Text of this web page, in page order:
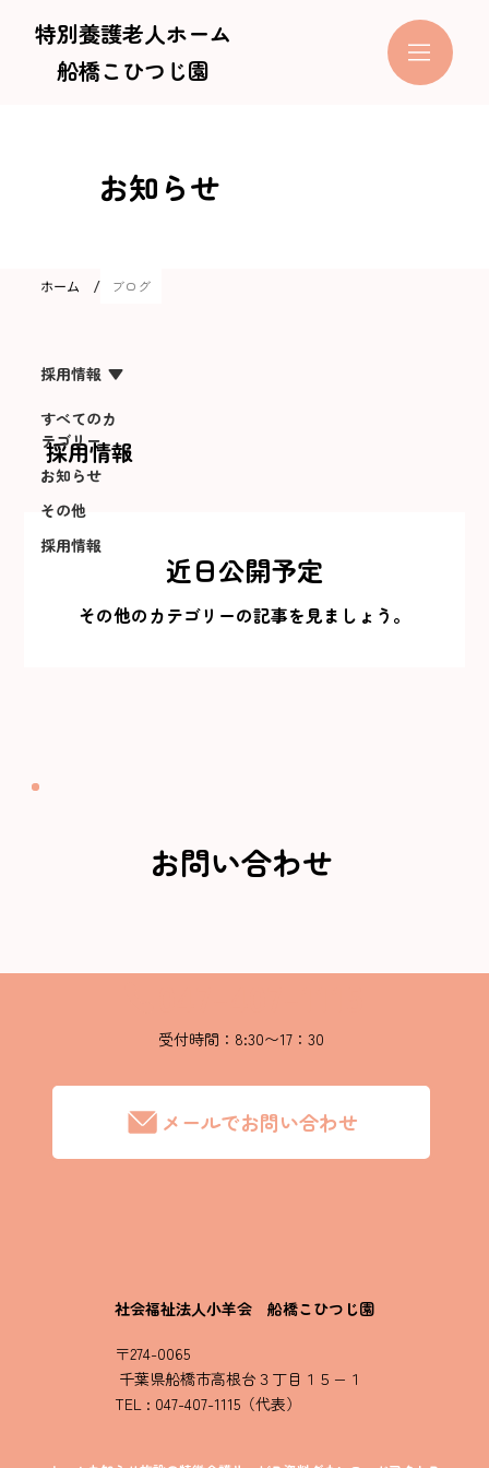
特別養護老人ホーム
船橋こひつじ園
ホーム / ブログ
すべてのカ
テゴリー
お知らせ
その他
採用情報
採用情報
採用情報
近日公開予定
その他のカテゴリーの記事を見ましょう。
お問い合わせ
受付時間：8:30〜17：30
メールでお問い合わせ
お知らせ
社会福祉法人小羊会 船橋こひつじ園
〒274-0065
千葉県船橋市高根台３丁目１５−１
TEL : 047-407-1115（代表）